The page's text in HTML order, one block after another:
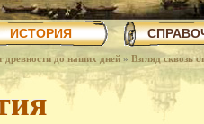
ИСТОРИЯ
древности до наших дней » Взгляд сквозь